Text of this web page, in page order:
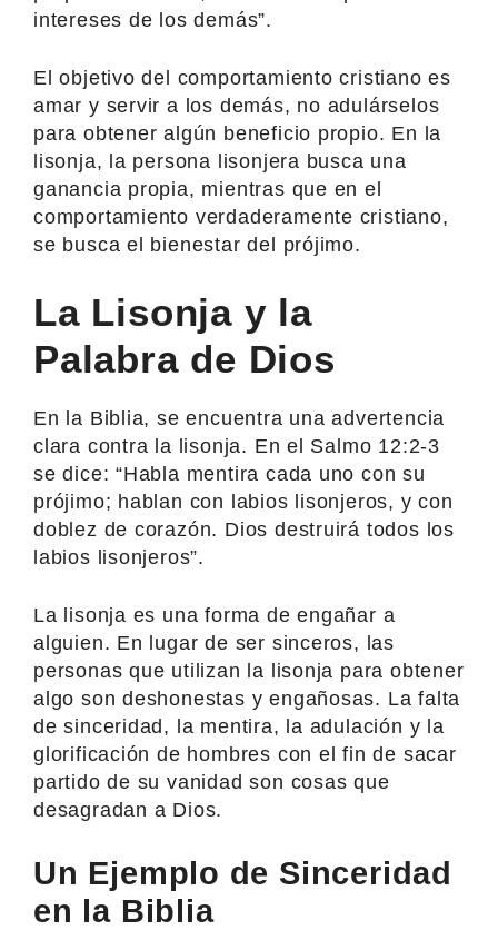
intereses de los demás”.
El objetivo del comportamiento cristiano es
amar y servir a los demás, no adulárselos
para obtener algún beneficio propio. En la
lisonja, la persona lisonjera busca una
ganancia propia, mientras que en el
comportamiento verdaderamente cristiano,
se busca el bienestar del prójimo.
La Lisonja y la
Palabra de Dios
En la Biblia, se encuentra una advertencia
clara contra la lisonja. En el Salmo 12:2-3
se dice: “Habla mentira cada uno con su
prójimo; hablan con labios lisonjeros, y con
doblez de corazón. Dios destruirá todos los
labios lisonjeros”.
La lisonja es una forma de engañar a
alguien. En lugar de ser sinceros, las
personas que utilizan la lisonja para obtener
algo son deshonestas y engañosas. La falta
de sinceridad, la mentira, la adulación y la
glorificación de hombres con el fin de sacar
partido de su vanidad son cosas que
desagradan a Dios.
Un Ejemplo de Sinceridad
en la Biblia